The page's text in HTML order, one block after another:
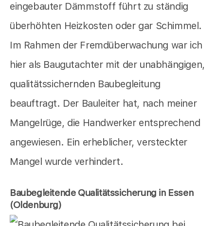
eingebauter Dämmstoff führt zu ständig
überhöhten Heizkosten oder gar Schimmel.
Im Rahmen der Fremdüberwachung war ich
hier als Baugutachter mit der unabhängigen,
qualitätssichernden Baubegleitung
beauftragt. Der Bauleiter hat, nach meiner
Mangelrüge, die Handwerker entsprechend
angewiesen. Ein erheblicher, versteckter
Mangel wurde verhindert.
Baubegleitende Qualitätssicherung in Essen
(Oldenburg)